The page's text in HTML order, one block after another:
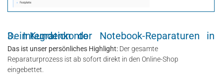
3. Integration der Notebook-Reparaturen in Dein Kundenkonto
Das ist unser persönliches Highlight: Der gesamte
Reparaturprozess ist ab sofort direkt in den Online-Shop
eingebettet.